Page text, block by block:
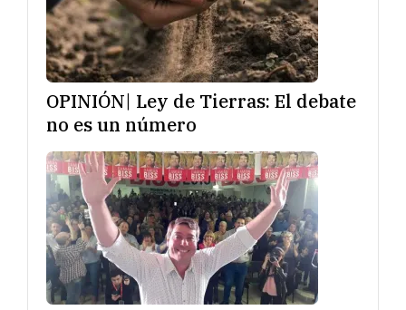
OPINIÓN| Ley de Tierras: El debate
no es un número